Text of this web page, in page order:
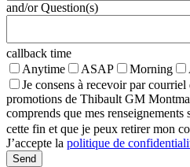
and/or Question(s)
callback time
Anytime
ASAP Morning
Je consens à recevoir par
promotions de Thibault GM
comprends que mes
cette fin et que je peux retirer mon
J’accepte la politique de